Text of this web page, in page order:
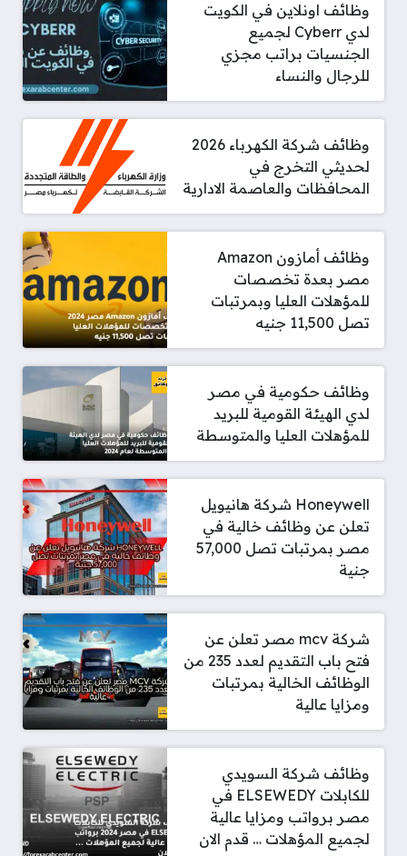
وظائف اونلاين في الكويت
لدي Cyberr لجميع
الجنسيات براتب مجزي
للرجال والنساء
وظائف شركة الكهرباء 2026
لحديثي التخرج في
المحافظات والعاصمة الادارية
وظائف أمازون Amazon
مصر بعدة تخصصات
للمؤهلات العليا وبمرتبات
تصل 11,500 جنيه
وظائف حكومية في مصر
لدي الهيئة القومية للبريد
للمؤهلات العليا والمتوسطة
Honeywell شركة هانيويل
تعلن عن وظائف خالية في
مصر بمرتبات تصل 57,000
جنية
شركة mcv مصر تعلن عن
فتح باب التقديم لعدد 235 من
الوظائف الخالية بمرتبات
ومزايا عالية
وظائف شركة السويدي
للكابلات ‎ELSEWEDY‏ في
مصر برواتب ومزايا عالية
لجميع المؤهلات … قدم الان